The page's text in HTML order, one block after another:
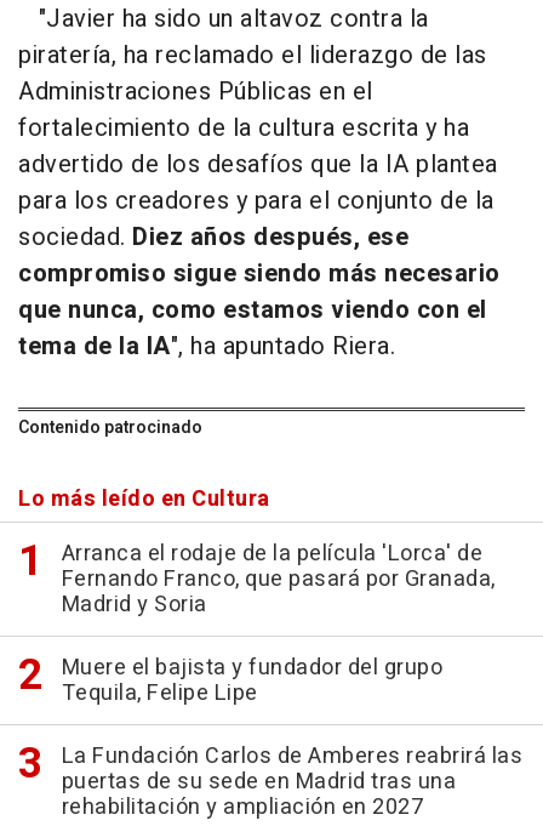
"Javier ha sido un altavoz contra la
piratería, ha reclamado el liderazgo de las
Administraciones Públicas en el
fortalecimiento de la cultura escrita y ha
advertido de los desafíos que la IA plantea
para los creadores y para el conjunto de la
sociedad. Diez años después, ese
compromiso sigue siendo más necesario
que nunca, como estamos viendo con el
tema de la IA", ha apuntado Riera.
Contenido patrocinado
Lo más leído en Cultura
Arranca el rodaje de la película 'Lorca' de
Fernando Franco, que pasará por Granada,
Madrid y Soria
Muere el bajista y fundador del grupo
Tequila, Felipe Lipe
La Fundación Carlos de Amberes reabrirá las
puertas de su sede en Madrid tras una
rehabilitación y ampliación en 2027